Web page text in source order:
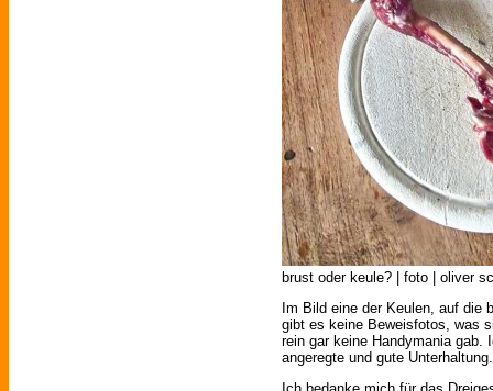
brust oder keule? | foto | oliver
Im Bild eine der Keulen, auf die
gibt es keine Beweisfotos, was
rein gar keine Handymania gab.
angeregte und gute Unterhaltung.